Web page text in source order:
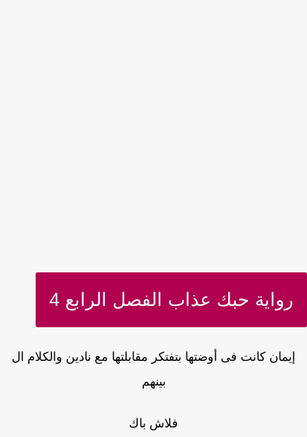
رواية حبك عذاب الفصل الرابع 4
إيمان كانت فى أوضتها بتفتكر مقابلتها مع نادين والكلام ال
بينهم
فلاش باك